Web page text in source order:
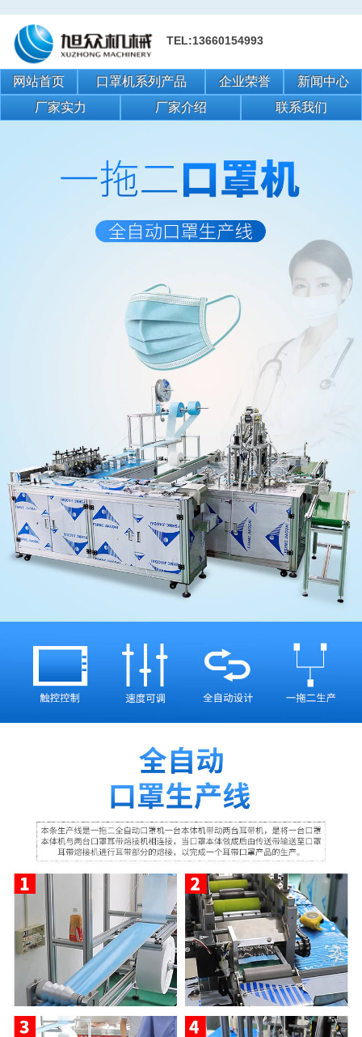
TEL:13660154993
网站首页 口罩机系列产品 企业荣誉
新闻中心
厂家实力
厂家介绍 联系我们